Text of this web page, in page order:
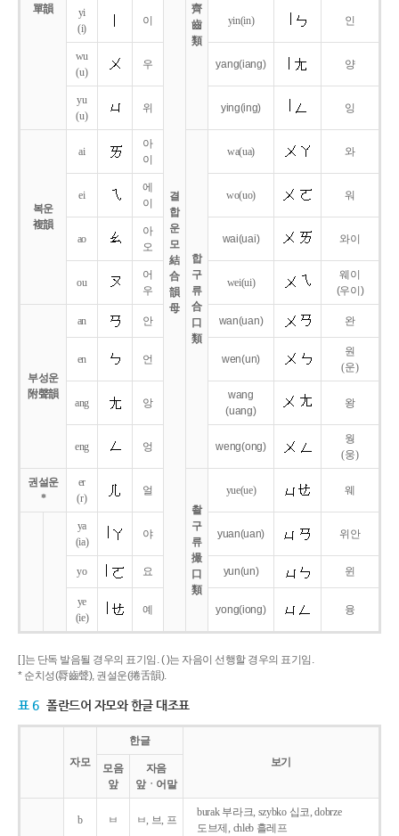
單韻
결
합
운
모
結
合
韻
母
齊
齒
類
yi
(i)
이 yin(in) 인
wu
(u)
우 yang(iang) 양
yu
(u)
위 ying(ing) 잉
복운
複韻
ai
아
이
합
구
류
合
口
類
wa(ua) 와
ei
에
이
wo(uo) 워
ao
아
오
wai(uai) 와이
ou
어
우
wei(ui)
웨이
(우이)
부성운
附聲韻
an 안 wan(uan) 완
en 언 wen(un)
원
(운)
ang 앙
wang
(uang)
왕
eng 엉 weng(ong)
웡
(웅)
권설운
*
er
(r)
얼
촬
구
류
撮
口
類
yue(ue) 웨
ya
(ia)
야 yuan(uan) 위안
yo 요 yun(un) 윈
ye
(ie)
예 yong(iong) 융
[ ]는 단독 발음될 경우의 표기임. ( )는 자음이 선행할 경우의 표기임.
* 순치성(脣齒聲), 권설운(捲舌韻).
표 6 폴란드어 자모와 한글 대조표
자모
한글
보기
모음
앞
자음
앞ㆍ어말
b ㅂ ㅂ, 브, 프
burak 부라크, szybko 십코, dobrze
도브제, chleb 흘레프